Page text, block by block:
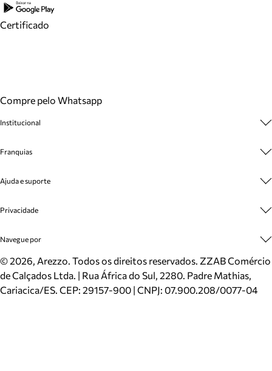
Certificado
Compre pelo Whatsapp
Institucional
Cashback
Venda Corporativa
Mapa do Site
Inverno
Mundo Arezzo
Franquias
Plano de Negócio
Ajuda e suporte
Cadastro
Meus Pedidos
Trocas e Devoluções
Cartão Presente
Localizador de lojas
Privacidade
Politica e Privacidade
Navegue por
Sapatos
Bolsas
Scarpins
©2026, Arezzo. Todos os direitos reservados. ZZAB Comércio
de Calçados Ltda. | Rua África do Sul, 2280. Padre Mathias,
Cariacica/ES. CEP: 29157-900 | CNPJ: 07.900.208/0077-04